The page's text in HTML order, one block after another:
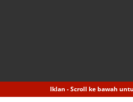
Iklan - Scroll ke bawah